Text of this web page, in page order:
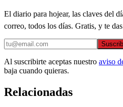
El diario para hojear, las claves del
correo, todos los días. Gratis, y te
Al suscribirte aceptas nuestro aviso
baja cuando quieras.
Relacionadas